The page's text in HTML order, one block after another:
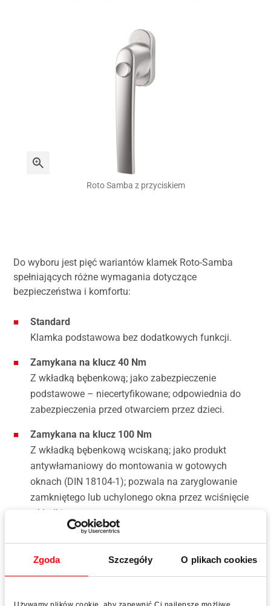
Zgoda Szczegóły O plikach cookies
Roto Samba z przyciskiem
Do wyboru jest pięć wariantów klamek Roto-Samba
spełniających różne wymagania dotyczące
bezpieczeństwa i komfortu:
Standard
Klamka podstawowa bez dodatkowych funkcji.
Zamykana na klucz 40 Nm
Z wkładką bębenkową; jako zabezpieczenie
podstawowe – niecertyfikowane; odpowiednia do
zabezpieczenia przed otwarciem przez dzieci.
Zamykana na klucz 100 Nm
Z wkładką bębenkową wciskaną; jako produkt
antywłamaniowy do montowania w gotowych
oknach (DIN 18104-1); pozwala na zaryglowanie
zamkniętego lub uchylonego okna przez wciśnięcie
wkładki.
Ukryte zabezpieczenie przed próbą sforsowania od